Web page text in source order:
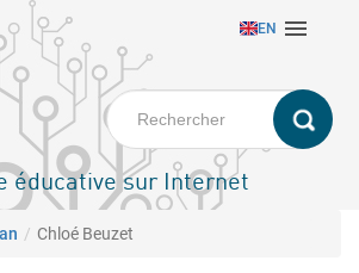
EN 
éducative sur Internet
Chloé Beuzet